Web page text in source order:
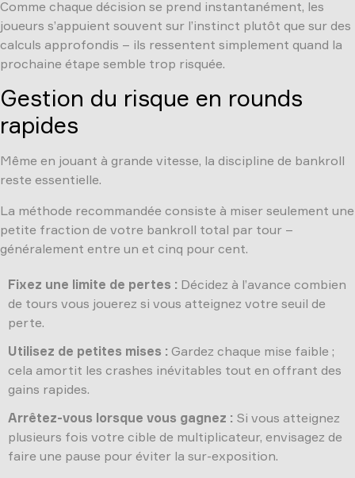
Comme chaque décision se prend instantanément, les
joueurs s’appuient souvent sur l’instinct plutôt que sur des
calculs approfondis – ils ressentent simplement quand la
prochaine étape semble trop risquée.
Gestion du risque en rounds
rapides
Même en jouant à grande vitesse, la discipline de bankroll
reste essentielle.
La méthode recommandée consiste à miser seulement une
petite fraction de votre bankroll total par tour –
généralement entre un et cinq pour cent.
Fixez une limite de pertes : Décidez à l’avance combien
de tours vous jouerez si vous atteignez votre seuil de
perte.
Utilisez de petites mises : Gardez chaque mise faible ;
cela amortit les crashes inévitables tout en offrant des
gains rapides.
Arrêtez-vous lorsque vous gagnez : Si vous atteignez
plusieurs fois votre cible de multiplicateur, envisagez de
faire une pause pour éviter la sur-exposition.